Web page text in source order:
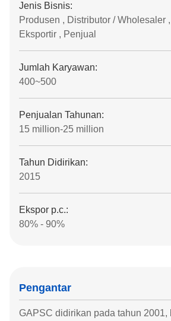
Jenis Bisnis:
Produsen , Distributor / Wholesaler
Eksportir , Penjual
Jumlah Karyawan:
400~500
Penjualan Tahunan:
15 million-25 million
Tahun Didirikan:
2015
Ekspor p.c.:
80% - 90%
Pengantar
GAPSC didirikan pada tahun 2001,